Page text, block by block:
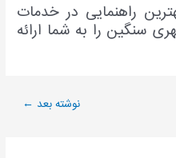
راهنمایی در خدمات
را به شما ارائه
نوشته بعد←